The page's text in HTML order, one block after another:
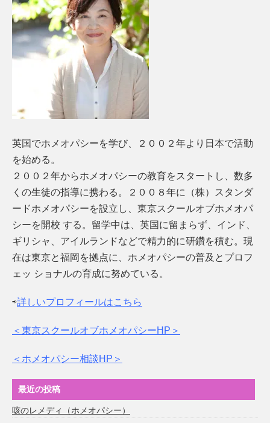
英国でホメオパシーを学び、２００２年より日本で活動
を始める。
２００２年からホメオパシーの教育をスタートし、数多
くの生徒の指導に携わる。２００８年に（株）スタンダ
ードホメオパシーを設立し、東京スクールオブホメオパ
シーを開校 する。留学中は、英国に留まらず、インド、
ギリシャ、アイルランドなどで精力的に研鑽を積む。現
在は東京と福岡を拠点に、ホメオパシーの普及とプロフ
ェッ ショナルの育成に努めている。
⇨詳しいプロフィールはこちら
＜東京スクールオブホメオパシーHP＞
＜ホメオパシー相談HP＞
最近の投稿
咳のレメディ（ホメオパシー）